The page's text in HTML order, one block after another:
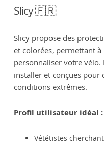
Slicy 🇫🇷
Slicy propose des
et colorées, permettant
personnaliser votre vélo.
installer et conçues pour
conditions extrêmes.
Profil utilisateur idéal :
Vététistes